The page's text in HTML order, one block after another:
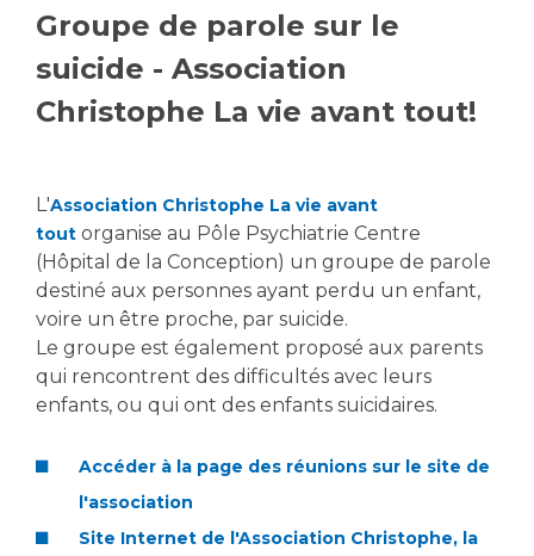
Tarifs
Vous accompagnez, vous rendez visite à un patient
Vous allez être hospitalisé(e)
Vous avez un examen d'imagerie ou de radiologie
Vous venez en consultation
myaphm, votre espace santé en ligne
Infos COVID-19
Vivre ensemble à l'hôpital
Laïcité et cultes
Les associations
Livret d'accueil
Emploi / formation
Emplois paramédicaux
Emplois administratifs
Étudiants hospitaliers
Emplois techniques et médico-techniques
Emplois divers
Emplois socio-éducatifs
Statuts
Stages paramédicaux
Chercheurs
La recherche clinique à l'AP-HM
Groupe de parole sur le
suicide - Association
Christophe La vie avant tout!
L'Association Christophe La vie avant
tout organise au Pôle Psychiatrie Centre
(Hôpital de la Conception) un groupe de parole
destiné aux personnes ayant perdu un enfant,
voire un être proche, par suicide.
Le groupe est également proposé aux parents
qui rencontrent des difficultés avec leurs
enfants, ou qui ont des enfants suicidaires.
Accéder à la page des réunions sur le site de
l'association
Site Internet de l'Association Christophe, la